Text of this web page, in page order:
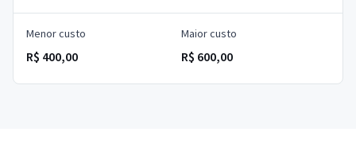
Menor custo
R$ 400,00
Maior custo
R$ 600,00